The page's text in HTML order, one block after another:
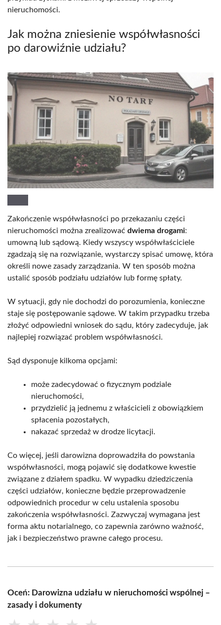
nieruchomości.
Jak można zniesienie współwłasności
po darowiźnie udziału?
Zakończenie współwłasności po przekazaniu części
nieruchomości można zrealizować dwiema drogami:
umowną lub sądową. Kiedy wszyscy współwłaściciele
zgadzają się na rozwiązanie, wystarczy spisać umowę, która
określi nowe zasady zarządzania. W ten sposób można
ustalić sposób podziału udziałów lub formę spłaty.
W sytuacji, gdy nie dochodzi do porozumienia, konieczne
staje się postępowanie sądowe. W takim przypadku trzeba
złożyć odpowiedni wniosek do sądu, który zadecyduje, jak
najlepiej rozwiązać problem współwłasności.
Sąd dysponuje kilkoma opcjami:
może zadecydować o fizycznym podziale
nieruchomości,
przydzielić ją jednemu z właścicieli z obowiązkiem
spłacenia pozostałych,
nakazać sprzedaż w drodze licytacji.
Co więcej, jeśli darowizna doprowadziła do powstania
współwłasności, mogą pojawić się dodatkowe kwestie
związane z działem spadku. W wypadku dziedziczenia
części udziałów, konieczne będzie przeprowadzenie
odpowiednich procedur w celu ustalenia sposobu
zakończenia współwłasności. Zazwyczaj wymagana jest
forma aktu notarialnego, co zapewnia zarówno ważność,
jak i bezpieczeństwo prawne całego procesu.
Oceń: Darowizna udziału w nieruchomości wspólnej –
zasady i dokumenty